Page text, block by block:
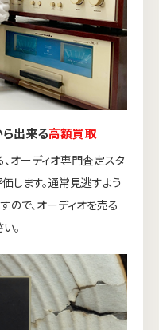
出来る高額買取
オーディオ専門査定スタ
します。通常見逃すよう
で、オーディオを売る
。